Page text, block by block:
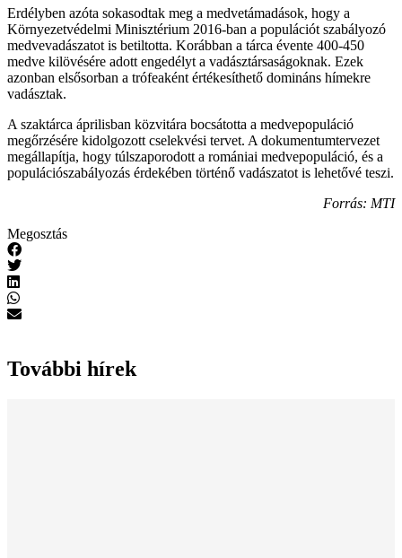
Erdélyben azóta sokasodtak meg a medvetámadások, hogy a
Környezetvédelmi Minisztérium 2016-ban a populációt szabályozó
medvevadászatot is betiltotta. Korábban a tárca évente 400-450
medve kilövésére adott engedélyt a vadásztársaságoknak. Ezek
azonban elsősorban a trófeaként értékesíthető domináns hímekre
vadásztak.
A szaktárca áprilisban közvitára bocsátotta a medvepopuláció
megőrzésére kidolgozott cselekvési tervet. A dokumentumtervezet
megállapítja, hogy túlszaporodott a romániai medvepopuláció, és a
populációszabályozás érdekében történő vadászatot is lehetővé teszi.
Forrás: MTI
Megosztás
További hírek